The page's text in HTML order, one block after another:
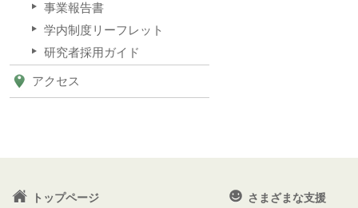
事業報告書
学内制度リーフレット
研究者採用ガイド
アクセス
トップページ
さまざまな支援